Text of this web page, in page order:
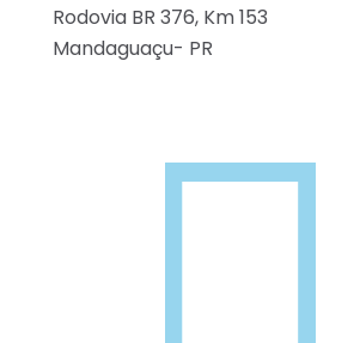
Rodovia BR 376, Km 153
Mandaguaçu- PR